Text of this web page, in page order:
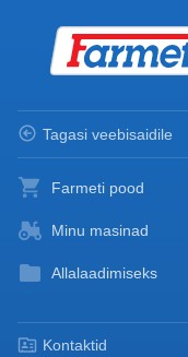
Tagasi veebisaidile
Farmeti pood
Minu masinad
Allalaadimiseks
Kontaktid